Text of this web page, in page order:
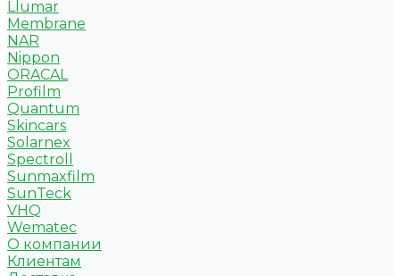
Llumar
Membrane
NAR
Nippon
ORACAL
Profilm
Quantum
Skincars
Solarnex
Spectroll
Sunmaxfilm
SunTeck
VHQ
Wematec
О компании
Клиентам